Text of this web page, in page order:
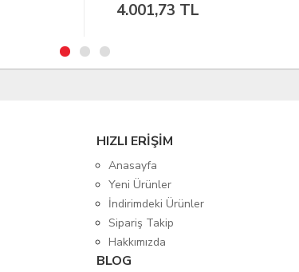
37.00 Dolar
HIZLI ERİŞİM
Anasayfa
Yeni Ürünler
İndirimdeki Ürünler
Sipariş Takip
Hakkımızda
BLOG